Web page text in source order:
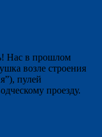
Нас в прошлом
возле строения
пулей
проезду.